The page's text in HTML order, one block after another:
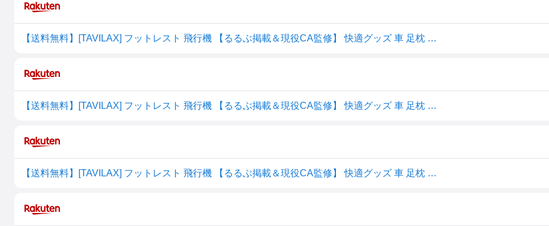
【送料無料】[TAVILAX] フットレスト 飛行機 【るるぶ掲載＆現役CA監修】 快適グッズ 車 足枕 足置き 車中泊マット (グレー)
【送料無料】[TAVILAX] フットレスト 飛行機 【るるぶ掲載＆現役CA監修】 快適グッズ 車 足枕 足置き 車中泊マット 色：グレー、サイズ：40cm x 30cm x 45cm
【送料無料】[TAVILAX] フットレスト 飛行機 【るるぶ掲載＆現役CA監修】 快適グッズ 車 足枕 足置き 車中泊マット (グレー)